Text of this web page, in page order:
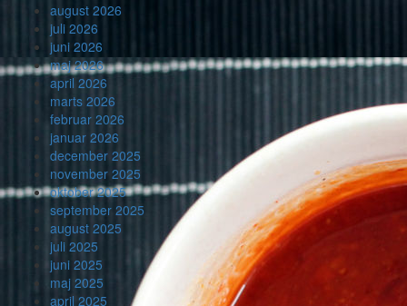
august 2026
juli 2026
juni 2026
maj 2026
april 2026
marts 2026
februar 2026
januar 2026
december 2025
november 2025
oktober 2025
september 2025
august 2025
juli 2025
juni 2025
maj 2025
april 2025